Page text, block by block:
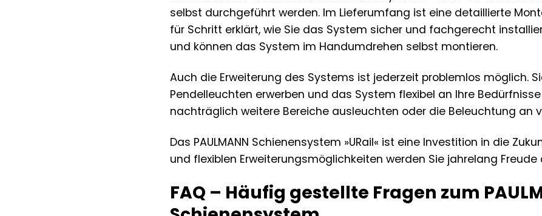
selbst durchgeführt werden. Im Lieferumfang ist eine detaillierte
für Schritt erklärt, wie Sie das System sicher und fachgerecht
und können das System im Handumdrehen selbst montieren.
Auch die Erweiterung des Systems ist jederzeit problemlos möglich.
Pendelleuchten erwerben und das System flexibel an Ihre
nachträglich weitere Bereiche ausleuchten oder die Beleuchtung an
Das PAULMANN Schienensystem »URail« ist eine Investition in die
und flexiblen Erweiterungsmöglichkeiten werden Sie jahrelang
FAQ – Häufig gestellte Fragen zum